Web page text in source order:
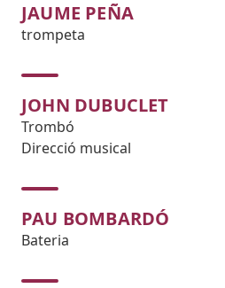
JAUME PEÑA
trompeta
JOHN DUBUCLET
Trombó
Direcció musical
PAU BOMBARDÓ
Bateria